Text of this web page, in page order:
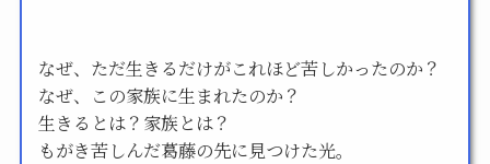
なぜ、ただ生きるだけがこれほど苦しかったのか？
なぜ、この家族に生まれたのか？
生きるとは？家族とは？
もがき苦しんだ葛藤の先に見つけた光。